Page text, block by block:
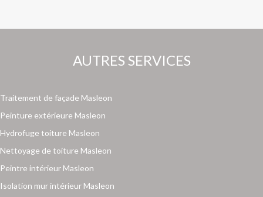
AUTRES SERVICES
Traitement de façade Masleon
Peinture extérieure Masleon
Hydrofuge toiture Masleon
Nettoyage de toiture Masleon
Peintre intérieur Masleon
Isolation mur intérieur Masleon